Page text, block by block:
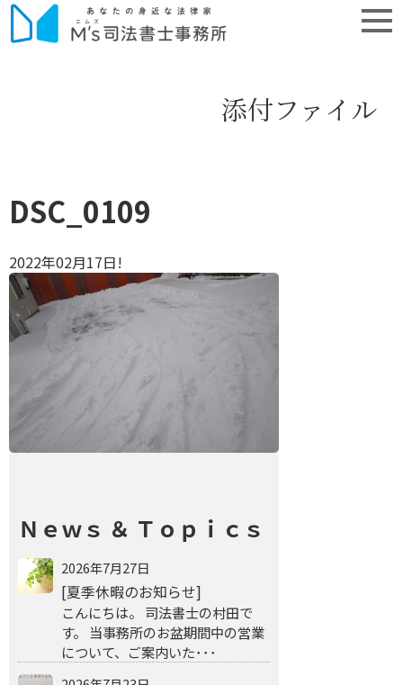
添付ファイル
DSC_0109
2022年02月17日!
Ｎｅｗｓ ＆ Ｔｏｐｉｃｓ
2026年7月27日
[夏季休暇のお知らせ]
こんにちは。 司法書士の村田で
す。 当事務所のお盆期間中の営業
について、ご案内いた･･･